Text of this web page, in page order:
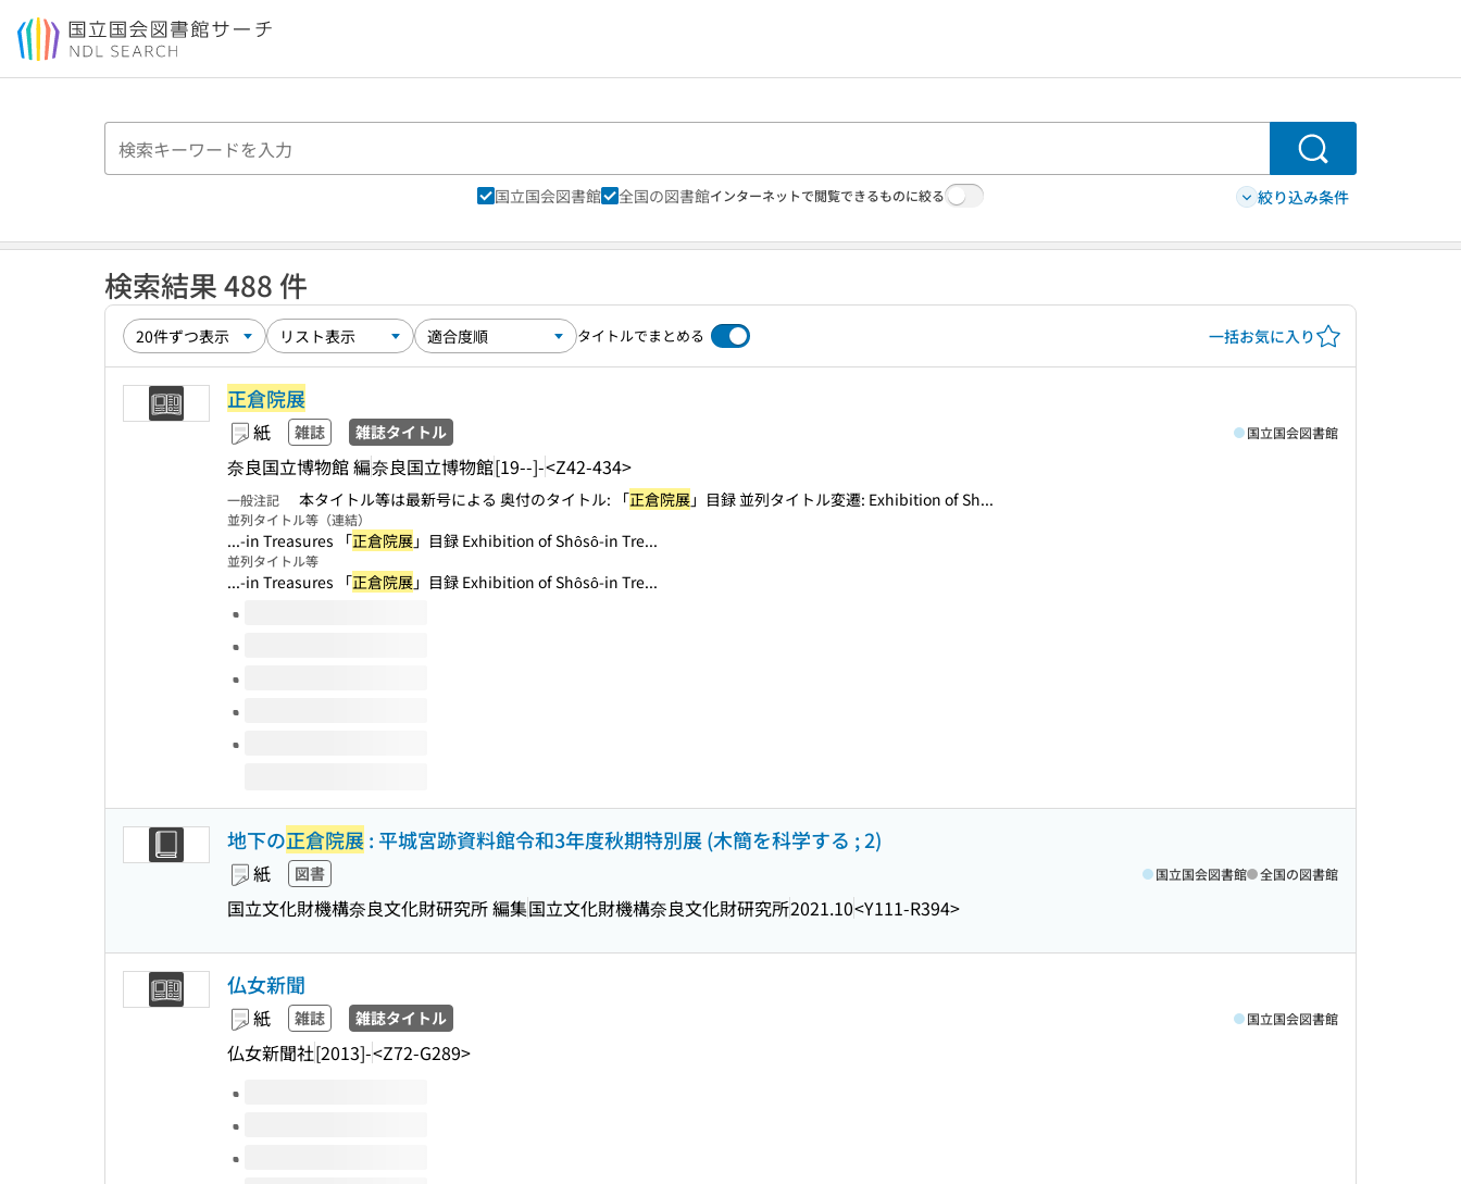
本文へ移動
検索
国立国会図書館 全国の図書館インターネットで閲覧できるものに絞る 絞り込み条件
検索結果 488 件
タイトルでまとめる 一括お気に入り
正倉院展
紙 雑誌 雑誌タイトル
奈良国立博物館 編奈良国立博物館[19--]-<Z42-434>
国立国会図書館
一般注記 本タイトル等は最新号による 奥付のタイトル: 「正倉院展」目録 並列タイトル変遷: Exhibition of Sh...
並列タイトル等（連結）
...-in Treasures 「正倉院展」目録 Exhibition of Shôsô-in Tre...
並列タイトル等
...-in Treasures 「正倉院展」目録 Exhibition of Shôsô-in Tre...
このタイトルの巻号
地下の正倉院展: 平城宮跡資料館令和3年度秋期特別展 (木簡を科学する ; 2)
紙 図書
国立文化財機構奈良文化財研究所 編集国立文化財機構奈良文化財研究所2021.10<Y111-R394>
国立国会図書館 全国の図書館
仏女新聞
紙 雑誌 雑誌タイトル
仏女新聞社[2013]-<Z72-G289>
国立国会図書館
このタイトルの巻号